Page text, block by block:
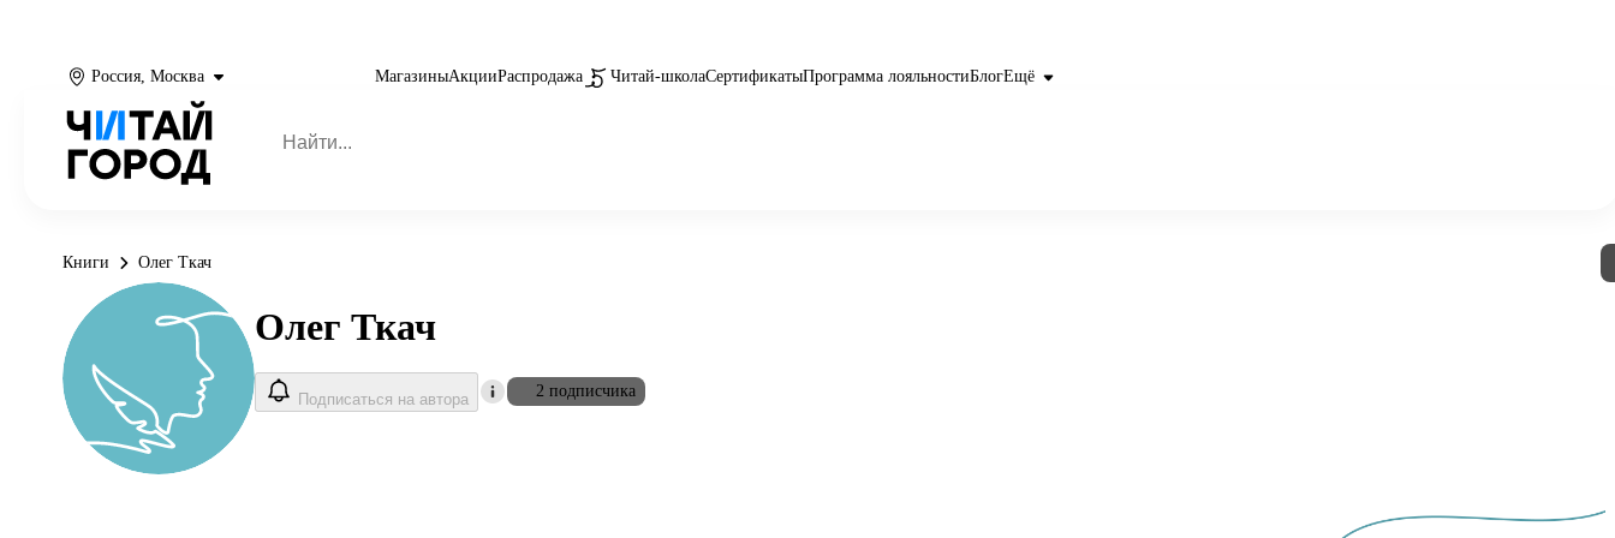
Россия, Москва МагазиныАкцииРаспродажа Читай-школаСертификатыПрограмма лояльностиБлогЕщё
Книги Олег Ткач
Олег Ткач
Подписаться на автора 2 подписчика